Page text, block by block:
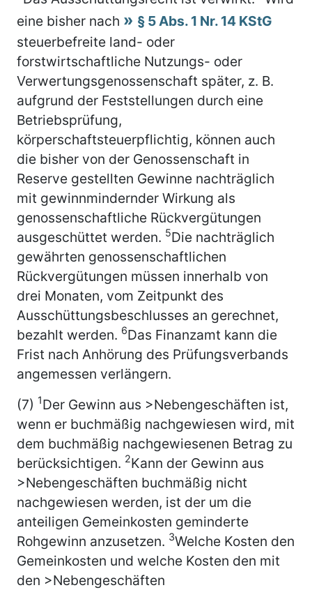
eine bisher nach
§ 5 Abs. 1 Nr. 14 KStG
steuerbefreite land- oder
forstwirtschaftliche Nutzungs- oder
Verwertungsgenossenschaft später, z. B.
aufgrund der Feststellungen durch eine
Betriebsprüfung,
körperschaftsteuerpflichtig, können auch
die bisher von der Genossenschaft in
Reserve gestellten Gewinne nachträglich
mit gewinnmindernder Wirkung als
genossenschaftliche Rückvergütungen
ausgeschüttet werden. 5Die nachträglich
gewährten genossenschaftlichen
Rückvergütungen müssen innerhalb von
drei Monaten, vom Zeitpunkt des
Ausschüttungsbeschlusses an gerechnet,
bezahlt werden. 6Das Finanzamt kann die
Frist nach Anhörung des Prüfungsverbands
angemessen verlängern.
(7) 1Der Gewinn aus >Nebengeschäften ist,
wenn er buchmäßig nachgewiesen wird, mit
dem buchmäßig nachgewiesenen Betrag zu
berücksichtigen. 2Kann der Gewinn aus
>Nebengeschäften buchmäßig nicht
nachgewiesen werden, ist der um die
anteiligen Gemeinkosten geminderte
Rohgewinn anzusetzen. 3Welche Kosten den
Gemeinkosten und welche Kosten den mit
den >Nebengeschäften